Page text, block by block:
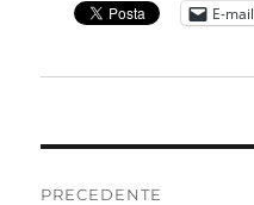
E-mail
PRECEDENTE